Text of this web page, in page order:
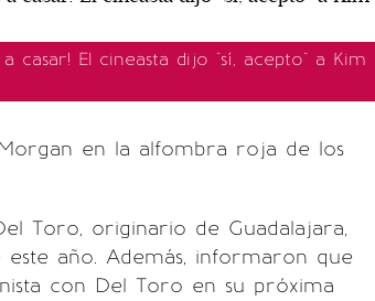
casar! El cineasta dijo "sí, acepto" a Kim
en la alfombra roja de los
Toro, originario de Guadalajara,
año. Además, informaron que
con Del Toro en su próxima